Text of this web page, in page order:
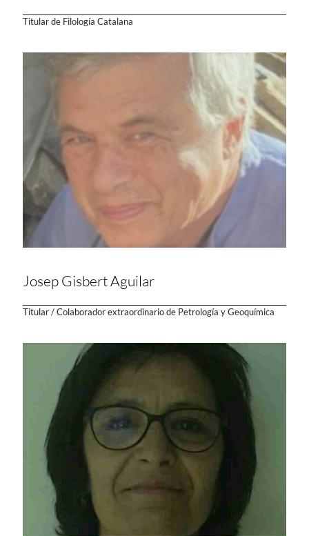
Titular de Filología Catalana
Josep Gisbert Aguilar
Titular / Colaborador extraordinario de Petrología y Geoquímica